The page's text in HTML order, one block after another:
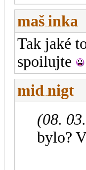
maš -diskusni-forum-inka
Tak jaké
spoilujte
mid
-diskusni-forum-nigt
(08.
bylo?